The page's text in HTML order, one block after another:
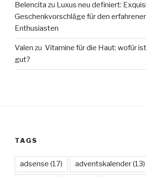
Belencita zu Luxus neu definiert:
Geschenkvorschläge für den
Enthusiasten
Valen zu Vitamine für die Haut: wofür
gut?
TAGS
adsense (17) adventskalender(13)